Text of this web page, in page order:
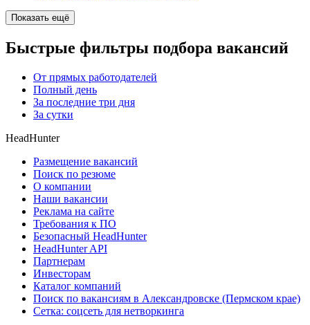
Показать ещё
Быстрые фильтры подбора вакансий
От прямых работодателей
Полный день
За последние три дня
За сутки
HeadHunter
Размещение вакансий
Поиск по резюме
О компании
Наши вакансии
Реклама на сайте
Требования к ПО
Безопасный HeadHunter
HeadHunter API
Партнерам
Инвесторам
Каталог компаний
Поиск по вакансиям в Александровске (Пермском крае)
Сетка: соцсеть для нетворкинга